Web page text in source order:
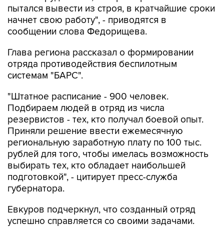
сообщении слова Федорищева.
Глава региона рассказал о формировании
системам "БАРС".
"Штатное расписание - 900 человек.
резервистов - тех, кто получал боевой опыт.
Приняли решение ввести ежемесячную
региональную заработную плату по 100 тыс.
рублей для того, чтобы имелась возможность
выбирать тех, кто обладает наибольшей
подготовкой", - цитирует пресс-служба
губернатора.
Евкуров подчеркнул, что созданный отряд
"Это не просто отряды "БАРС", это большое